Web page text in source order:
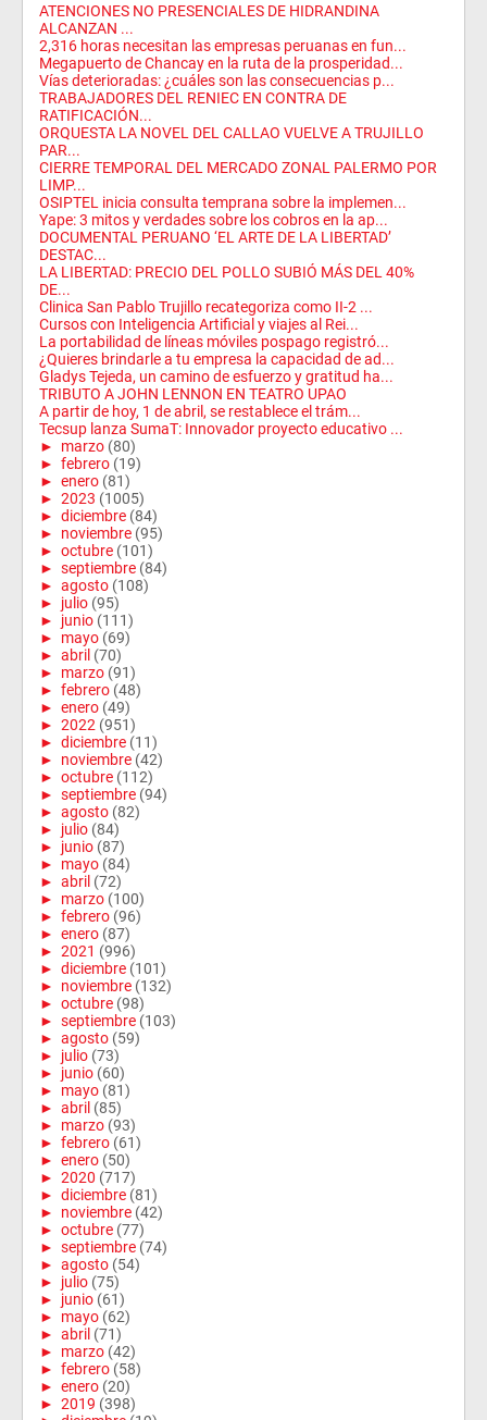
ATENCIONES NO PRESENCIALES DE HIDRANDINA
ALCANZAN ...
2,316 horas necesitan las empresas peruanas en fun...
Megapuerto de Chancay en la ruta de la prosperidad...
Vías deterioradas: ¿cuáles son las consecuencias p...
TRABAJADORES DEL RENIEC EN CONTRA DE
RATIFICACIÓN...
ORQUESTA LA NOVEL DEL CALLAO VUELVE A TRUJILLO
PAR...
CIERRE TEMPORAL DEL MERCADO ZONAL PALERMO POR
LIMP...
OSIPTEL inicia consulta temprana sobre la implemen...
Yape: 3 mitos y verdades sobre los cobros en la ap...
DOCUMENTAL PERUANO ‘EL ARTE DE LA LIBERTAD’
DESTAC...
LA LIBERTAD: PRECIO DEL POLLO SUBIÓ MÁS DEL 40%
DE...
Clinica San Pablo Trujillo recategoriza como II-2 ...
Cursos con Inteligencia Artificial y viajes al Rei...
La portabilidad de líneas móviles pospago registró...
¿Quieres brindarle a tu empresa la capacidad de ad...
Gladys Tejeda, un camino de esfuerzo y gratitud ha...
TRIBUTO A JOHN LENNON EN TEATRO UPAO
A partir de hoy, 1 de abril, se restablece el trám...
Tecsup lanza SumaT: Innovador proyecto educativo ...
► marzo (80)
► febrero (19)
► enero (81)
► 2023 (1005)
► diciembre (84)
► noviembre (95)
► octubre (101)
► septiembre (84)
► agosto (108)
► julio (95)
► junio (111)
► mayo (69)
► abril (70)
► marzo (91)
► febrero (48)
► enero (49)
► 2022 (951)
► diciembre (11)
► noviembre (42)
► octubre (112)
► septiembre (94)
► agosto (82)
► julio (84)
► junio (87)
► mayo (84)
► abril (72)
► marzo (100)
► febrero (96)
► enero (87)
► 2021 (996)
► diciembre (101)
► noviembre (132)
► octubre (98)
► septiembre (103)
► agosto (59)
► julio (73)
► junio (60)
► mayo (81)
► abril (85)
► marzo (93)
► febrero (61)
► enero (50)
► 2020 (717)
► diciembre (81)
► noviembre (42)
► octubre (77)
► septiembre (74)
► agosto (54)
► julio (75)
► junio (61)
► mayo (62)
► abril (71)
► marzo (42)
► febrero (58)
► enero (20)
► 2019 (398)